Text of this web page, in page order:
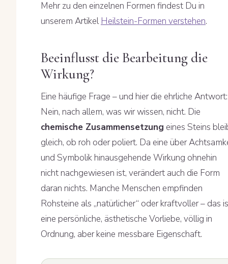
Mehr zu den einzelnen Formen findest Du in
unserem Artikel Heilstein-Formen verstehen.
Beeinflusst die Bearbeitung die
Wirkung?
Eine häufige Frage – und hier die ehrliche Antwort:
Nein, nach allem, was wir wissen, nicht. Die
chemische Zusammensetzung eines Steins
gleich, ob roh oder poliert. Da eine über
und Symbolik hinausgehende Wirkung ohnehin
nicht nachgewiesen ist, verändert auch die Form
daran nichts. Manche Menschen empfinden
Rohsteine als „natürlicher“ oder kraftvoller – das
eine persönliche, ästhetische Vorliebe, völlig in
Ordnung, aber keine messbare Eigenschaft.